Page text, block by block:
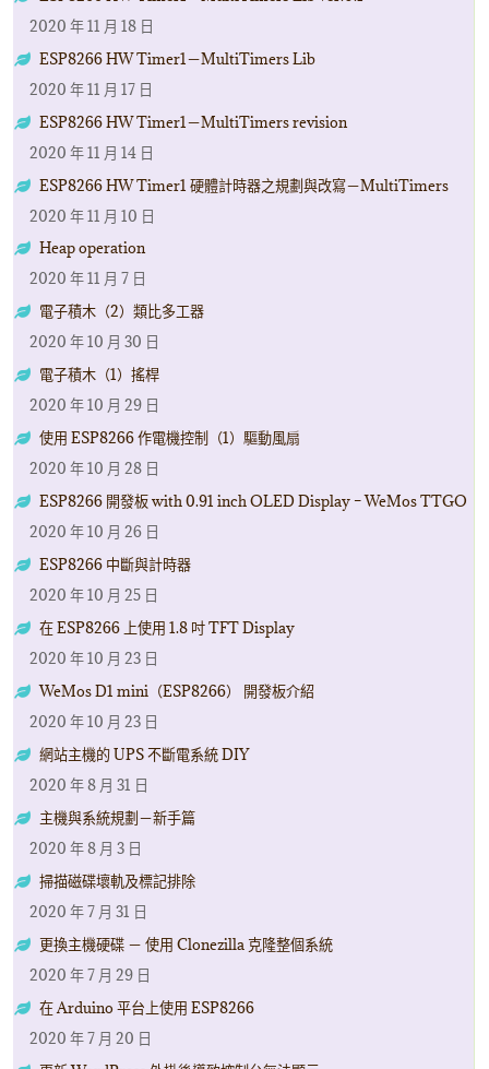
2020 年 11 月 18 日
ESP8266 HW Timer1－MultiTimers Lib
2020 年 11 月 17 日
ESP8266 HW Timer1－MultiTimers revision
2020 年 11 月 14 日
ESP8266 HW Timer1 硬體計時器之規劃與改寫－MultiTimers
2020 年 11 月 10 日
Heap operation
2020 年 11 月 7 日
電子積木（2）類比多工器
2020 年 10 月 30 日
電子積木（1）搖桿
2020 年 10 月 29 日
使用 ESP8266 作電機控制（1）驅動風扇
2020 年 10 月 28 日
ESP8266 開發板 with 0.91 inch OLED Display – WeMos TTGO
2020 年 10 月 26 日
ESP8266 中斷與計時器
2020 年 10 月 25 日
在 ESP8266 上使用 1.8 吋 TFT Display
2020 年 10 月 23 日
WeMos D1 mini（ESP8266） 開發板介紹
2020 年 10 月 23 日
網站主機的 UPS 不斷電系統 DIY
2020 年 8 月 31 日
主機與系統規劃－新手篇
2020 年 8 月 3 日
掃描磁碟壞軌及標記排除
2020 年 7 月 31 日
更換主機硬碟 － 使用 Clonezilla 克隆整個系統
2020 年 7 月 29 日
在 Arduino 平台上使用 ESP8266
2020 年 7 月 20 日